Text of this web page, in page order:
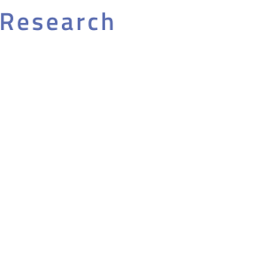
Research